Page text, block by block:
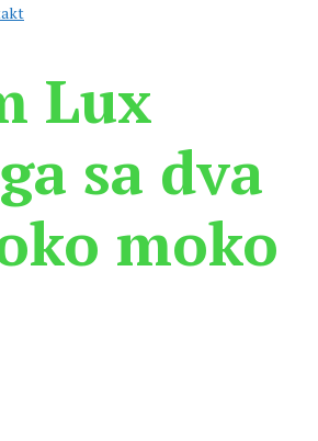
Lux
sa dva
moko